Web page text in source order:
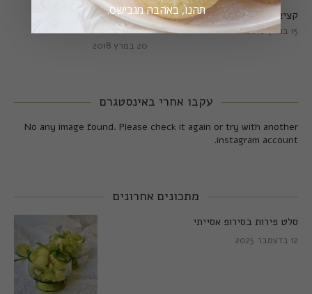
קציצות כרישה טבעוניות
מושלמות
20 במרץ 2018
קציצות כרישה מושלמות
15 במרץ 2018
עקבו אחרי באינסטגרם
No any image found. Please check it again or try with another
instagram account.
מתכונים אחרונים
סלט פירות בסירופ אסייתי
12 בדצמבר 2025
תהנו, באהבה מגבישס.